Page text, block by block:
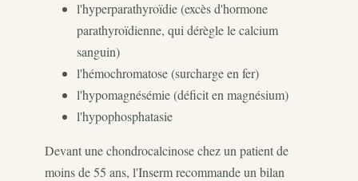
l'hyperparathyroïdie (excès d'hormone
parathyroïdienne, qui dérègle le calcium
sanguin)
l'hémochromatose (surcharge en fer)
l'hypomagnésémie (déficit en magnésium)
l'hypophosphatasie
Devant une chondrocalcinose chez un patient de
moins de 55 ans, l'Inserm recommande un bilan